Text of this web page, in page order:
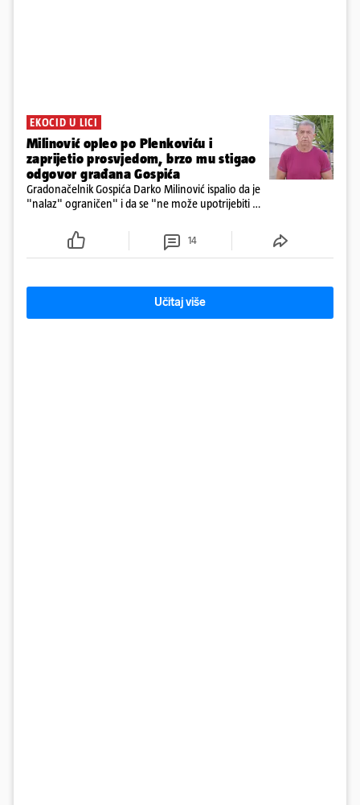
EKOCID U LICI
Milinović opleo po Plenkoviću i
zaprijetio prosvjedom, brzo mu stigao
odgovor građana Gospića
Gradonačelnik Gospića Darko Milinović ispalio da je
"nalaz" ograničen" i da se "ne može upotrijebiti za
ga je naručio Uskok i da je dio spisa
14
Učitaj više